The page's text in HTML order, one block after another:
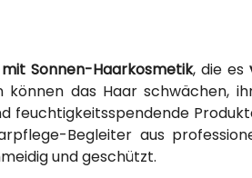
Sonnen-Haarkosmetik, die es
können das Haar schwächen,
Begleiter aus
und geschützt.